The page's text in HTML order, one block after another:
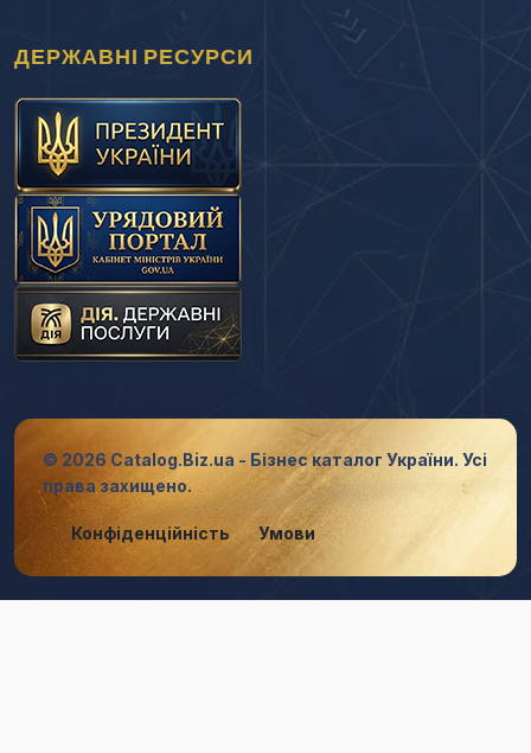
ДЕРЖАВНІ РЕСУРСИ
© 2026 Catalog.Biz.ua - Бізнес каталог України. Усі
права захищено.
Конфіденційність Умови